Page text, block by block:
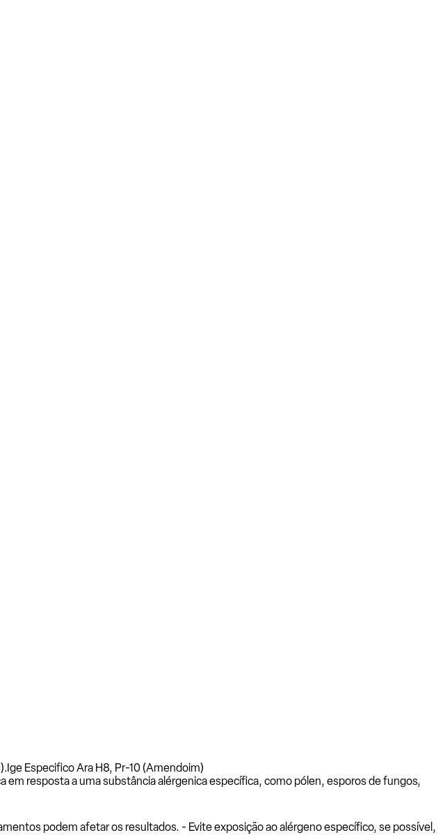
Ige Especifico Ara H8, Pr-10 (Amendoim)
resposta a uma substância alérgenica específica, como pólen, esporos de fungos,
podem afetar os resultados. - Evite exposição ao alérgeno específico, se possível,